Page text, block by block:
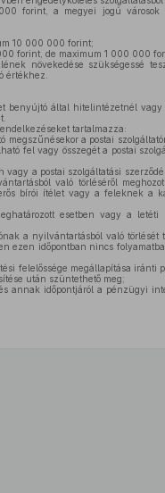
forint, a megyei jogú városok
10 000 000 forint;
forint, de maximum 1 000 000
növekedése szükségessé
értékhez.
benyújtó által hitelintézetnél
tartalmazza:
megszűnésekor a postai
fel vagy összegét a postai
vagy a postai szolgáltatási
való törléséről
bírói ítélet vagy a feleknek a
esetben vagy a letéti
a nyilvántartásból való törlését
ezen időpontban nincs
felelőssége megállapítása iránti
után szüntethető meg;
annak időpontjáról a pénzügyi